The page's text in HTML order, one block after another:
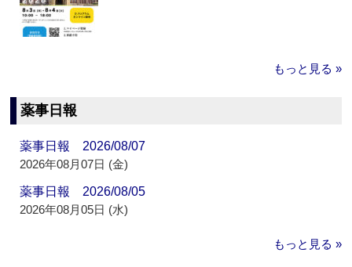
もっと見る »
薬事日報
薬事日報 2026/08/07
2026年08月07日 (金)
薬事日報 2026/08/05
2026年08月05日 (水)
もっと見る »